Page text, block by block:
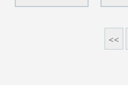
<<